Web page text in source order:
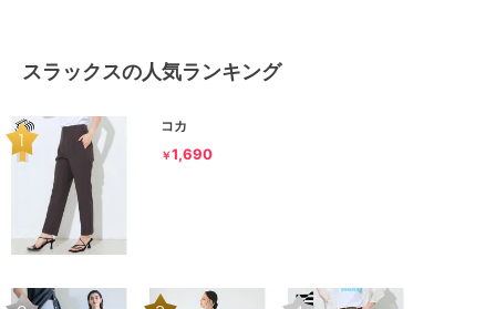
スラックスの人気ランキング
コカ
￥1,690